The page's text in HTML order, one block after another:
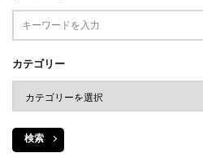
カテゴリー
検索